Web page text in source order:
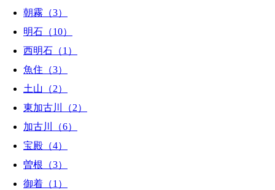
朝霧（3）
明石（10）
西明石（1）
魚住（3）
土山（2）
東加古川（2）
加古川（6）
宝殿（4）
曽根（3）
御着（1）